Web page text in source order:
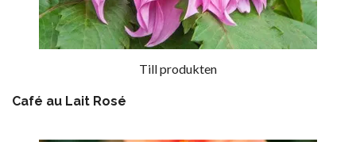
Till produkten
Café au Lait Rosé